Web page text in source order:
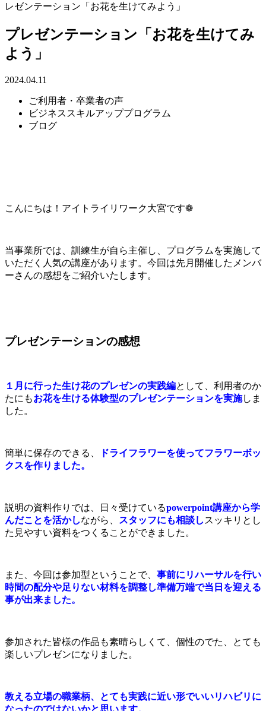
レゼンテーション「お花を生けてみよう」
プレゼンテーション「お花を生けてみ
よう」
2024.04.11
ご利用者・卒業者の声
ビジネススキルアッププログラム
ブログ
こんにちは！アイトライリワーク大宮です❁
当事業所では、訓練生が自ら主催し、プログラムを実施して
いただく人気の講座があります。今回は先月開催したメンバ
ーさんの感想をご紹介いたします。
プレゼンテーションの感想
１月に行った生け花のプレゼンの実践編として、利用者のか
たにもお花を生ける体験型のプレゼンテーションを実施しま
した。
簡単に保存のできる、
ドライフラワーを使ってフラワーボッ
クスを作りました。
説明の資料作りでは、日々受けているpowerpoint講座から学
んだことを活かしながら、 スタッフにも相談しスッキリとし
た見やすい資料をつくることができました。
また、今回は参加型ということで、 事前にリハーサルを行い
時間の配分や足りない材料を調整し準備万端で当日を迎える
事が出来ました。
参加された皆様の作品も素晴らしくて、個性のでた、とても
楽しいプレゼンになりました。
教える立場の職業柄、とても実践に近い形でいいリハビリに